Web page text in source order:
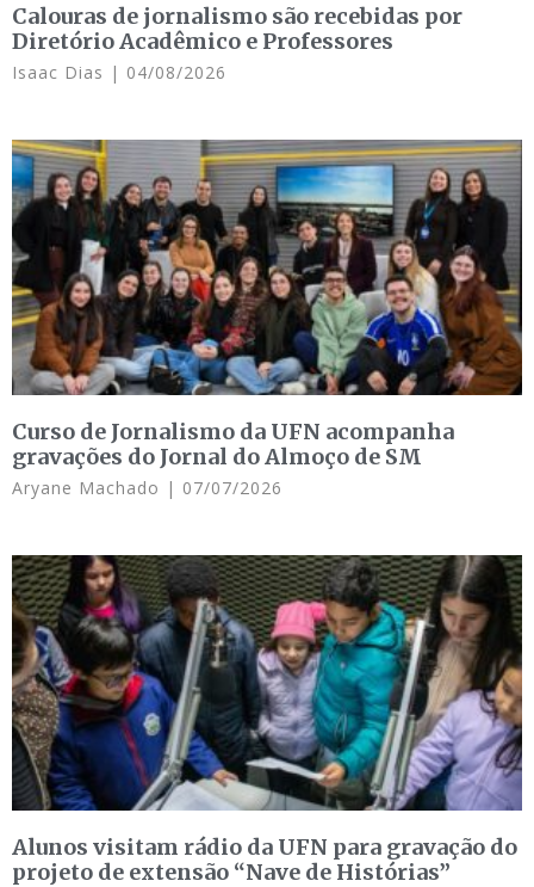
Calouras de jornalismo são recebidas por
Diretório Acadêmico e Professores
Isaac Dias 04/08/2026
Curso de Jornalismo da UFN acompanha
gravações do Jornal do Almoço de SM
Aryane Machado 07/07/2026
Alunos visitam rádio da UFN para gravação do
projeto de extensão “Nave de Histórias”